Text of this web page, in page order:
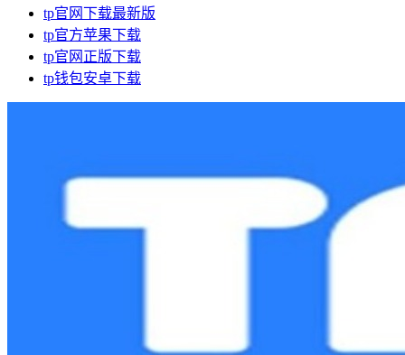
tp官网下载最新版
tp官方苹果下载
tp官网正版下载
tp钱包安卓下载